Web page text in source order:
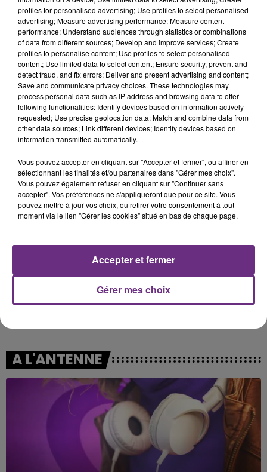
16h20
16h20
Lady Melody
16h16
16h16
Mr Know It All
16h14
16h14 16h06
16h06
A L'ANTENNE
profiles for personalised advertising; Use profiles to select personalised
advertising; Measure advertising performance; Measure content
performance; Understand audiences through statistics or combinations
of data from different sources; Develop and improve services; Create
profiles to personalise content; Use profiles to select personalised
content; Use limited data to select content; Ensure security, prevent and
detect fraud, and fix errors; Deliver and present advertising and content;
Save and communicate privacy choices. These technologies may
process personal data such as IP address and browsing data to offer
following functionalities: Identify devices based on information actively
requested; Use precise geolocation data; Match and combine data from
other data sources; Link different devices; Identify devices based on
information transmitted automatically.
Vous pouvez accepter en cliquant sur "Accepter et fermer", ou affiner en
sélectionnant les finalités et/ou partenaires dans "Gérer mes choix".
Vous pouvez également refuser en cliquant sur "Continuer sans
accepter". Vos préférences ne s'appliqueront que pour ce site. Vous
pouvez mettre à jour vos choix, ou retirer votre consentement à tout
moment via le lien "Gérer les cookies" situé en bas de chaque page.
Gérer mes choix
Accepter et fermer